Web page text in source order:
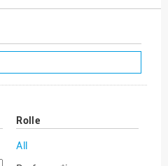
Rolle
All